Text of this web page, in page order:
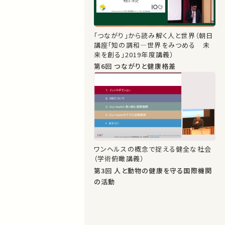
「つながり」から読み解く人と世界（朝日
講座「知の調和―世界をみつめる 未
来を創る」2019年度講義）
第6回 つながりと健康格差
ワンヘルスの概念で捉える健全な社会
（学術俯瞰講義）
第3回 人と動物の健康を守る国際機関
の活動